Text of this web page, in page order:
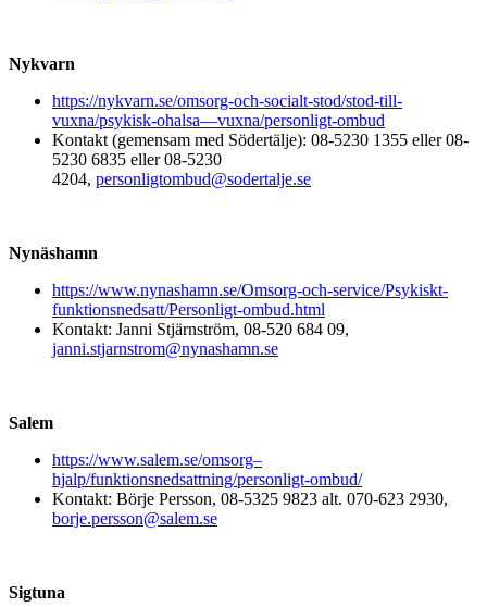
Nykvarn
https://nykvarn.se/omsorg-och-socialt-stod/stod-till-
vuxna/psykisk-ohalsa—vuxna/personligt-ombud
Kontakt (gemensam med Södertälje): 08-5230 1355 eller 08-
5230 6835 eller 08-5230
4204, personligtombud@sodertalje.se
Nynäshamn
https://www.nynashamn.se/Omsorg-och-service/Psykiskt-
funktionsnedsatt/Personligt-ombud.html
Kontakt: Janni Stjärnström, 08-520 684 09,
janni.stjarnstrom@nynashamn.se
Salem
https://www.salem.se/omsorg–
hjalp/funktionsnedsattning/personligt-ombud/
Kontakt: Börje Persson, 08-5325 9823 alt. 070-623 2930,
borje.persson@salem.se
Sigtuna